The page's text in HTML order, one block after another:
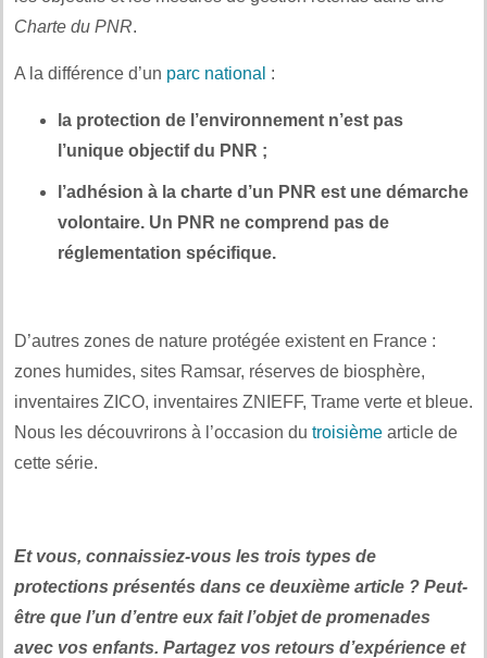
Charte du PNR.
A la différence d’un parc national :
la protection de l’environnement n’est pas
l’unique objectif du PNR ;
l’adhésion à la charte d’un PNR est une démarche
volontaire. Un PNR ne comprend pas de
réglementation spécifique.
D’autres zones de nature protégée existent en France :
zones humides, sites Ramsar, réserves de biosphère,
inventaires ZICO, inventaires ZNIEFF, Trame verte et bleue.
Nous les découvrirons à l’occasion du troisième article de
cette série.
Et vous, connaissiez-vous les trois types de
protections présentés dans ce deuxième article ? Peut-
être que l’un d’entre eux fait l’objet de promenades
avec vos enfants. Partagez vos retours d’expérience et